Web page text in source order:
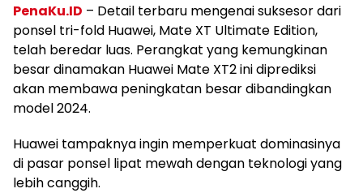
PenaKu.ID – Detail terbaru mengenai suksesor dari
ponsel tri-fold Huawei, Mate XT Ultimate Edition,
telah beredar luas. Perangkat yang kemungkinan
besar dinamakan Huawei Mate XT2 ini diprediksi
akan membawa peningkatan besar dibandingkan
model 2024.
Huawei tampaknya ingin memperkuat dominasinya
di pasar ponsel lipat mewah dengan teknologi yang
lebih canggih.